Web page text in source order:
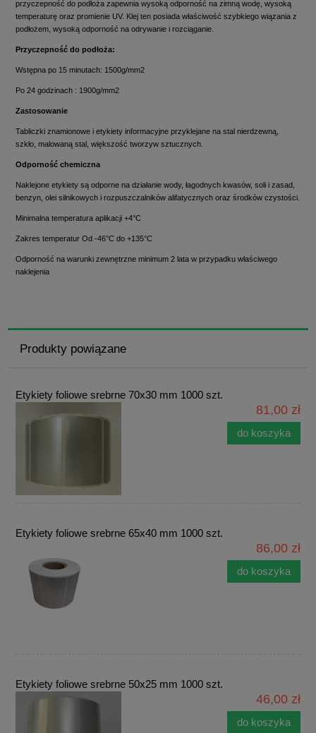
przyczepność do podłoża zapewnia wysoką odporność na zimną wodę, wysoką
temperaturę oraz promienie UV. Klej ten posiada właściwość szybkiego wiązania z
podłożem, wysoką odporność na odrywanie i rozciąganie.
Przyczepność do podłoża:
Wstępna po 15 minutach: 1500g/mm2
Po 24 godzinach : 1900g/mm2
Zastosowanie
Tabliczki znamionowe i etykiety informacyjne przyklejane na stal nierdzewną,
szkło, malowaną stal, większość tworzyw sztucznych.
Odporność chemiczna
Naklejone etykiety są odporne na działanie wody, łagodnych kwasów, soli i zasad,
benzyn, olei silnikowych i rozpuszczalników alifatycznych oraz środków czystości.
Minimalna temperatura aplikacji +4°C
Zakres temperatur Od -46°C do +135°C
Odporność na warunki zewnętrzne minimum 2 lata w przypadku właściwego
naklejenia
Produkty powiązane
Etykiety foliowe srebrne 70x30 mm 1000 szt.
81,00 zł
do koszyka
Etykiety foliowe srebrne 65x40 mm 1000 szt.
86,00 zł
do koszyka
Etykiety foliowe srebrne 50x25 mm 1000 szt.
46,00 zł
do koszyka